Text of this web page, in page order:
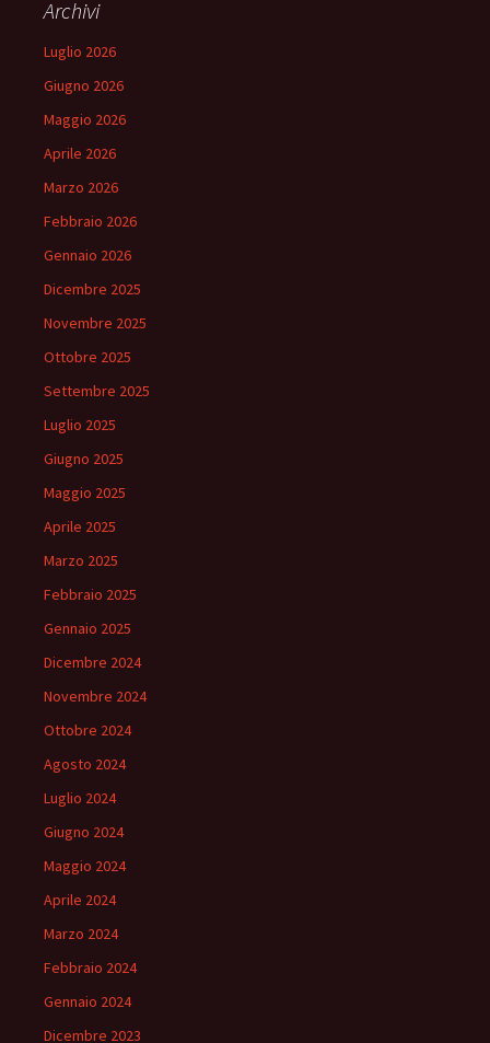
Archivi
Luglio 2026
Giugno 2026
Maggio 2026
Aprile 2026
Marzo 2026
Febbraio 2026
Gennaio 2026
Dicembre 2025
Novembre 2025
Ottobre 2025
Settembre 2025
Luglio 2025
Giugno 2025
Maggio 2025
Aprile 2025
Marzo 2025
Febbraio 2025
Gennaio 2025
Dicembre 2024
Novembre 2024
Ottobre 2024
Agosto 2024
Luglio 2024
Giugno 2024
Maggio 2024
Aprile 2024
Marzo 2024
Febbraio 2024
Gennaio 2024
Dicembre 2023